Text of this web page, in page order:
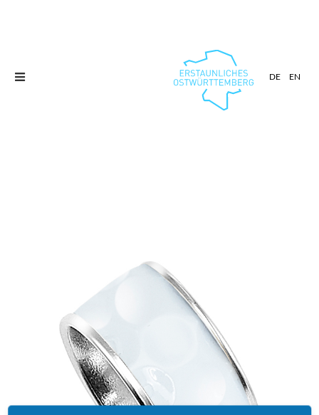
Toggle
DE EN